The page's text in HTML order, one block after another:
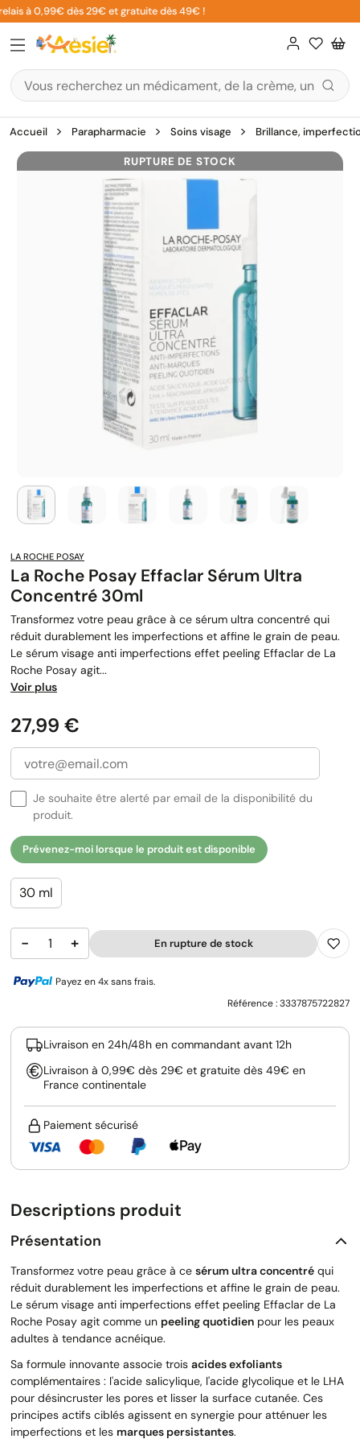
Aller
au
contenu
à 0,99€ dès 29€ et gratuite dès 49€ !
Accueil Parapharmacie Soins visage Brillance,
RUPTURE DE STOCK
LA ROCHE POSAY
La Roche Posay Effaclar Sérum Ultra
Concentré 30ml
Transformez votre peau grâce à ce sérum ultra concentré qui
réduit durablement les imperfections et affine le grain de peau.
Le sérum visage anti imperfections effet peeling Effaclar de La
Roche Posay agit...
Voir plus
Prix
27,99 €
Je souhaite être alerté par email de la disponibilité du
produit.
Prévenez-moi lorsque le produit est disponible
30 ml
− + En rupture de stock
Payez en 4x sans frais.
Référence :3337875722827
Livraison en 24h/48h en commandant avant 12h
Livraison à 0,99€ dès 29€ et gratuite dès 49€ en
France continentale
Paiement sécurisé
Descriptions produit
Présentation
Transformez votre peau grâce à ce sérum ultra concentré qui
réduit durablement les imperfections et affine le grain de peau.
Le sérum visage anti imperfections effet peeling Effaclar de La
Roche Posay agit comme un peeling quotidien pour les peaux
adultes à tendance acnéique.
Sa formule innovante associe trois acides exfoliants
complémentaires : l'acide salicylique, l'acide glycolique et le LHA
pour désincruster les pores et lisser la surface cutanée. Ces
principes actifs ciblés agissent en synergie pour atténuer les
imperfections et les marques persistantes.